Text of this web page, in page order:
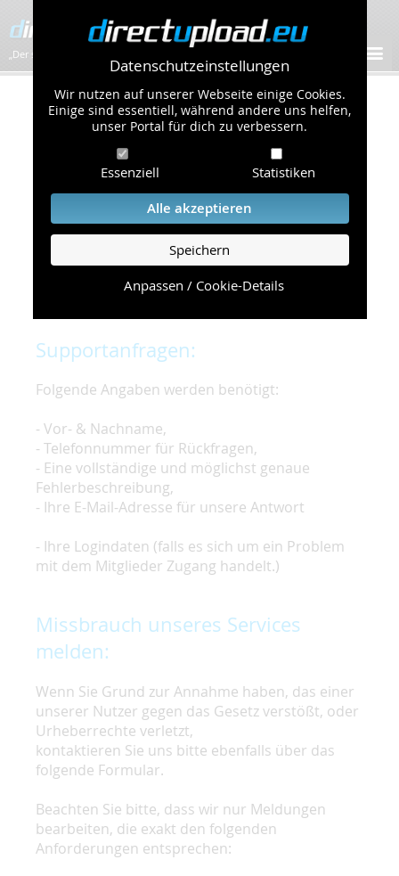
Datenschutzeinstellungen
Wir nutzen auf unserer Webseite einige Cookies.
Einige sind essentiell, während andere uns helfen,
unser Portal für dich zu verbessern.
Essenziell Statistiken
Alle akzeptieren
Speichern
Anpassen / Cookie-Details
„Der schnellste Bilder-Hoster im Web!”
Kontakt & Support
Um eine schnelle und unkomplizierte
Bearbeitung Ihres Problems zu gewährleisten,
bitten wir Sie,
folgende Punkte zu beachten und einzuhalten.
Die schnellste Hilfe finden Sie auf unserer
Seite, die die häufig gestellten Fragen
Supportanfragen:
Folgende Angaben werden benötigt:
- Vor- & Nachname,
- Telefonnummer für Rückfragen,
- Eine vollständige und möglichst genaue
Fehlerbeschreibung,
- Ihre E-Mail-Adresse für unsere Antwort
- Ihre Logindaten (falls es sich um ein Problem
mit dem Mitglieder Zugang handelt.)
Missbrauch unseres Services
melden:
Wenn Sie Grund zur Annahme haben, das einer
unserer Nutzer gegen das Gesetz verstößt, oder
Urheberrechte verletzt,
kontaktieren Sie uns bitte ebenfalls über das
folgende Formular.
Beachten Sie bitte, dass wir nur Meldungen
bearbeiten, die exakt den folgenden
Anforderungen entsprechen: